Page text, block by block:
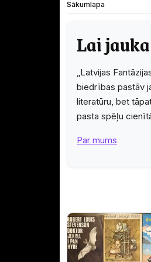
Sākumlapa
Lai
„Latvijas
biedrības pastāv
literatūru, bet
pasta spēļu
Par mums